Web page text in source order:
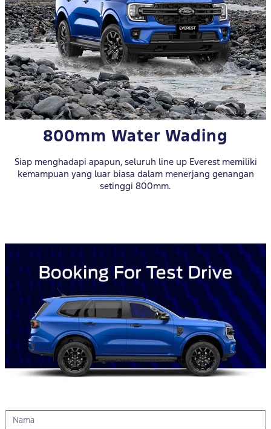
800mm Water Wading
Siap menghadapi apapun, seluruh line up Everest memiliki
kemampuan yang luar biasa dalam menerjang genangan
setinggi 800mm.